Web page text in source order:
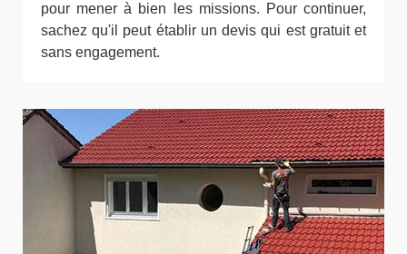
pour mener à bien les missions. Pour continuer,
sachez qu'il peut établir un devis qui est gratuit et
sans engagement.